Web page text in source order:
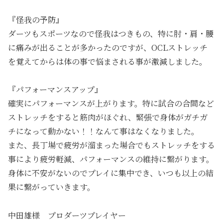
『怪我の予防』
ダーツもスポーツなので怪我はつきもの、特に肘・肩・腰
に痛みが出ることが多かったのですが、OCLストレッチ
を覚えてからは体の事で悩まされる事が激減しました。
『パフォーマンスアップ』
確実にパフォーマンスが上がります。特に試合の合間など
ストレッチをすると筋肉がほぐれ、緊張で身体がガチガ
チになって動かない！！なんて事はなくなりました。
また、長丁場で疲労が溜まった場合でもストレッチをする
事により疲労軽減、パフォーマンスの維持に繋がります。
身体に不安がないのでプレイに集中でき、いつも以上の結
果に繋がっていきます。
中田雄様 プロダーツプレイヤー